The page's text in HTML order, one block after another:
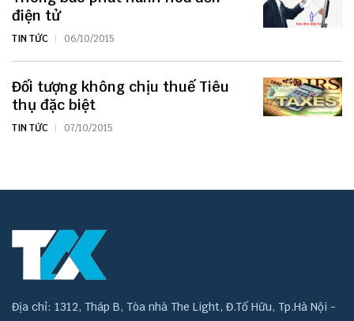
điện tử
TIN TỨC 06/10/2015
Đối tượng không chịu thuế Tiêu
thụ đặc biệt
TIN TỨC 07/10/2015
Địa chỉ: 1312, Tháp B, Tòa nhà The Light, Đ.Tố Hữu, Tp.Hà Nội -